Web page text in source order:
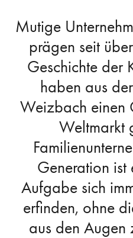
Mutige
prägen seit
Geschichte der
haben aus
Weizbach einen
Weltmarkt
Generation ist
Aufgabe sich
erfinden, ohne
aus den Augen